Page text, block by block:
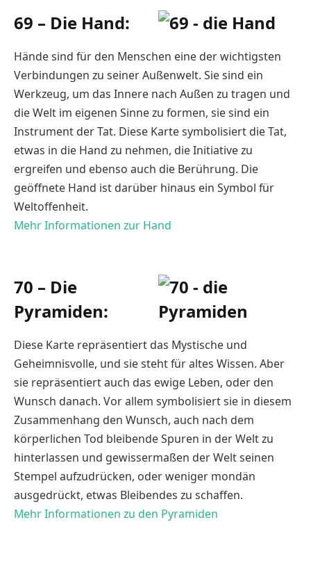
69 – Die Hand:
Hände sind für den Menschen eine der wichtigsten
Verbindungen zu seiner Außenwelt. Sie sind ein
Werkzeug, um das Innere nach Außen zu tragen und
die Welt im eigenen Sinne zu formen, sie sind ein
Instrument der Tat. Diese Karte symbolisiert die Tat,
etwas in die Hand zu nehmen, die Initiative zu
ergreifen und ebenso auch die Berührung. Die
geöffnete Hand ist darüber hinaus ein Symbol für
Weltoffenheit.
Mehr Informationen zur Hand
70 – Die
Pyramiden:
Diese Karte repräsentiert das Mystische und
Geheimnisvolle, und sie steht für altes Wissen. Aber
sie repräsentiert auch das ewige Leben, oder den
Wunsch danach. Vor allem symbolisiert sie in diesem
Zusammenhang den Wunsch, auch nach dem
körperlichen Tod bleibende Spuren in der Welt zu
hinterlassen und gewissermaßen der Welt seinen
Stempel aufzudrücken, oder weniger mondän
ausgedrückt, etwas Bleibendes zu schaffen.
Mehr Informationen zu den Pyramiden